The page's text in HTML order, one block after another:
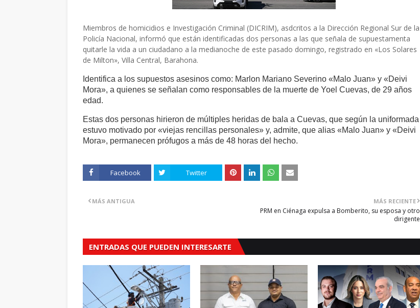
Miembros de homicidios e Investigación Criminal (DICRIM), asdcritos a la Dirección Regional Sur de la
Policía Nacional, informó que están identificadas dos personas a las que señala de supuestamenta
quitarle la vida a un ciudadano a la medianoche de este pasado domingo, registrado en «Los Solares
de Milton», Villa Central, Barahona.
Identifica a los supuestos asesinos como: Marlon Mariano Severino «Malo Juan» y «Deivi
Mora», a quienes se señalan como responsables de la muerte de Yoel Cuevas, de 29 años
edad.
Estas dos personas hirieron de múltiples heridas de bala a Cuevas, que según la uniformada
estuvo motivado por «viejas rencillas personales» y, admite, que alias «Malo Juan» y «Deivi
Mora», permanecen prófugos a más de 48 horas del hecho.
Facebook Twitter
MÁS RECIENTE
PRM en Ciénaga expulsa a Bomberito, su esposa y otro
dirigente
MÁS ANTIGUA
ENTRADAS QUE PUEDEN INTERESARTE